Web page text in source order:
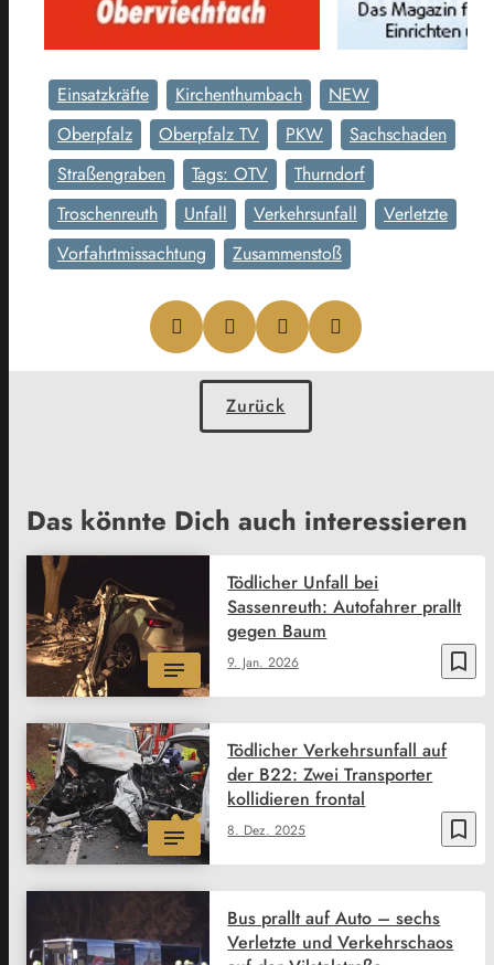
Einsatzkräfte Kirchenthumbach
NEW
Oberpfalz
Oberpfalz TV PKW
Sachschaden
Straßengraben
Tags: OTV
Thurndorf
Troschenreuth
Unfall Verkehrsunfall
Verletzte
Vorfahrtmissachtung
Zusammenstoß
Zurück
Das könnte Dich auch interessieren
bookmark_border
9. Jan. 2026
Tödlicher Unfall bei
Sassenreuth: Autofahrer prallt
gegen Baum
bookmark_border
8. Dez. 2025
Tödlicher Verkehrsunfall auf
der B22: Zwei Transporter
kollidieren frontal
Bus prallt auf Auto – sechs
Verletzte und Verkehrschaos